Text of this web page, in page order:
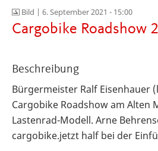
Bild | 6. September 2021 - 15:00
Cargobike Roadshow
Beschreibung
Bürgermeister Ralf Eisenhauer
Cargobike Roadshow am Alten
Lastenrad-Modell. Arne
cargobike.jetzt half bei der